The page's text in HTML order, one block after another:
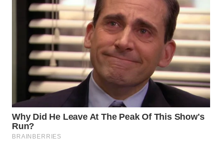
LAPAK
WAHANA
KONSUMEN
LISTRIK
MASYARAKAT
KELISTRIKAN